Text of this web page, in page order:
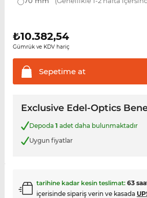
₺10.382,54
Gümrük ve KDV hariç
Sepetimeat
Exclusive Edel-Optics
Depoda 1 adet daha bulunmaktadır
Uygun fiyatlar
tarihine kadar kesin teslimat: 63
içerisinde sipariş verin ve kasada